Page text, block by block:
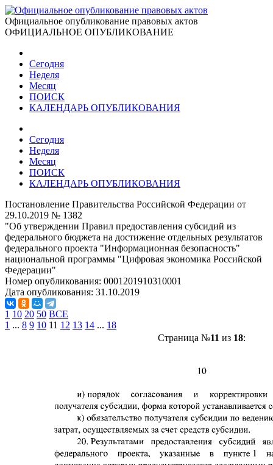
Официальное опубликование правовых актов
ОФИЦИАЛЬНОЕ ОПУБЛИКОВАНИЕ
Сегодня
Неделя
Месяц
ПОИСК
КАЛЕНДАРЬ ОПУБЛИКОВАНИЯ
Сегодня
Неделя
Месяц
ПОИСК
КАЛЕНДАРЬ ОПУБЛИКОВАНИЯ
Постановление Правительства Российской Федерации от
29.10.2019 № 1382
"Об утверждении Правил предоставления субсидий из
федерального бюджета на достижение отдельных результатов
федерального проекта "Информационная безопасность"
национальной программы "Цифровая экономика Российской
Федерации"
Номер опубликования: 0001201910310001
Дата опубликования: 31.10.2019
1 10 20 50 ВСЕ
1 ... 8 9 10 11 12 13 14 ... 18
Страница №11 из 18: